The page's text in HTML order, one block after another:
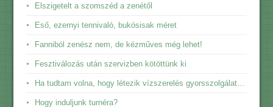
Elszigetelt a szomszéd a zenétől
Eső, ezernyi tennivaló, bukósisak méret
Fanniból zenész nem, de kézműves még lehet!
Fesztiválozás után szervizben kötöttünk ki
Ha tudtam volna, hogy létezik vízszerelés gyorsszolgálat…
Hogy induljunk turnéra?